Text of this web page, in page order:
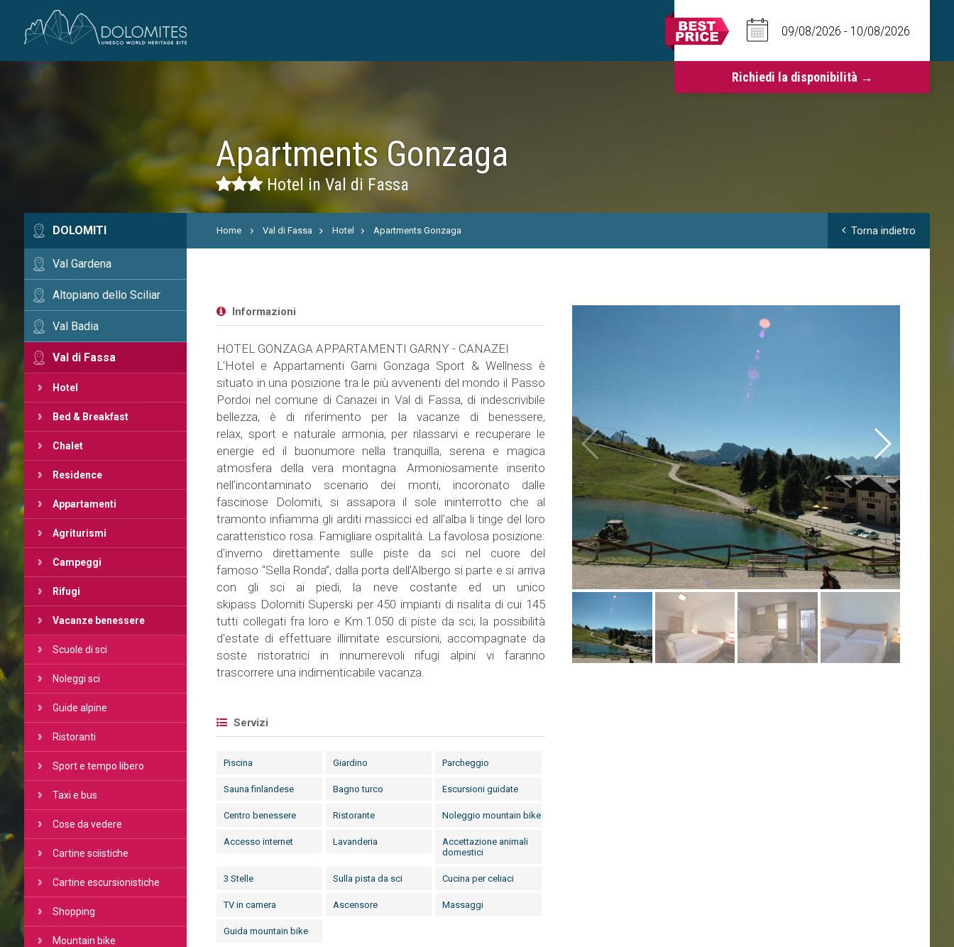
Apartments Gonzaga
Hotel in Val di Fassa
DOLOMITI
Val Gardena
Altopiano dello Sciliar
Val Badia
Val di Fassa
Hotel
Bed & Breakfast
Chalet
Residence
Appartamenti
Agriturismi
Campeggi
Rifugi
Vacanze benessere
Scuole di sci
Noleggi sci
Guide alpine
Ristoranti
Sport e tempo libero
Taxi e bus
Cose da vedere
Cartine sciistiche
Cartine escursionistiche
Shopping
Mountain bike
Home Val di Fassa Hotel Apartments Gonzaga Torna indietro
Informazioni
HOTEL GONZAGA APPARTAMENTI GARNY - CANAZEI
L'Hotel e Appartamenti Garni Gonzaga Sport & Wellness è
situato in una posizione tra le più avvenenti del mondo il Passo
Pordoi nel comune di Canazei in Val di Fassa, di indescrivibile
bellezza, è di riferimento per la vacanze di benessere,
relax, sport e naturale armonia, per rilassarvi e recuperare le
energie ed il buonumore nella tranquilla, serena e magica
atmosfera della vera montagna. Armoniosamente inserito
nell'incontaminato scenario dei monti, incoronato dalle
fascinose Dolomiti, si assapora il sole ininterrotto che al
tramonto infiamma gli arditi massicci ed all'alba li tinge del loro
caratteristico rosa. Famigliare ospitalità. La favolosa posizione:
d'inverno direttamente sulle piste da sci nel cuore del
famoso “Sella Ronda”, dalla porta dell’Albergo si parte e si arriva
con gli sci ai piedi, la neve costante ed un unico
skipass Dolomiti Superski per 450 impianti di risalita di cui 145
tutti collegati fra loro e Km.1.050 di piste da sci; la possibilità
d'estate di effettuare illimitate escursioni, accompagnate da
soste ristoratrici in innumerevoli rifugi alpini vi faranno
trascorrere una indimenticabile vacanza.
Servizi
Piscina Giardino Parcheggio
Sauna finlandese Bagno turco Escursioni guidate
Centro benessere Ristorante Noleggio mountain bike
Accesso internet Lavanderia
Accettazione animali
domestici
3 Stelle Sulla pista da sci Cucina per celiaci
TV in camera Ascensore Massaggi
Guida mountain bike